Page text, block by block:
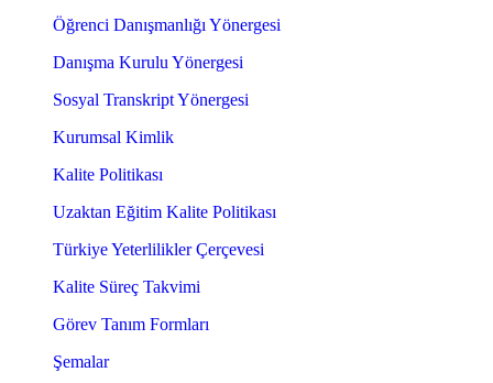
Öğrenci Danışmanlığı Yönergesi
Danışma Kurulu Yönergesi
Sosyal Transkript Yönergesi
Kurumsal Kimlik
Kalite Politikası
Uzaktan Eğitim Kalite Politikası
Türkiye Yeterlilikler Çerçevesi
Kalite Süreç Takvimi
Görev Tanım Formları
Şemalar